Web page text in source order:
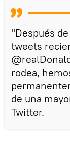
"Después
tweets
rodea,
de una
Twitter.